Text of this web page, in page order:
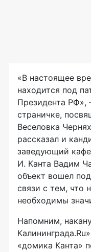
«В настоящее
находится под
Президента РФ»,
страничке,
Веселовка
рассказал и
заведующий
И. Канта Вадим
объект вошел
связи с тем, что
необходимы
Напомним,
«домика Канта»